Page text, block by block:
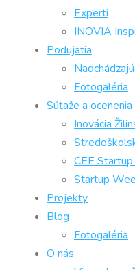
Experti
INOVIA
Podujatia
Fotogaléria
Súťaže a ocenenia
Inovácia
CEE
Startup
Projekty
Blog
Fotogaléria
O nás